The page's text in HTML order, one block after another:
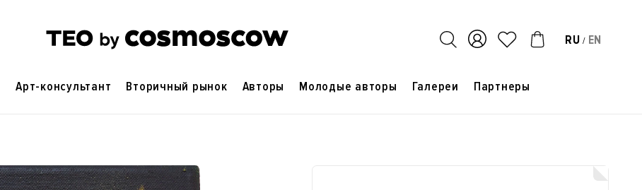
RU / EN
Арт-консультант Вторичный рынок Авторы Молодые авторы Галереи Партнеры